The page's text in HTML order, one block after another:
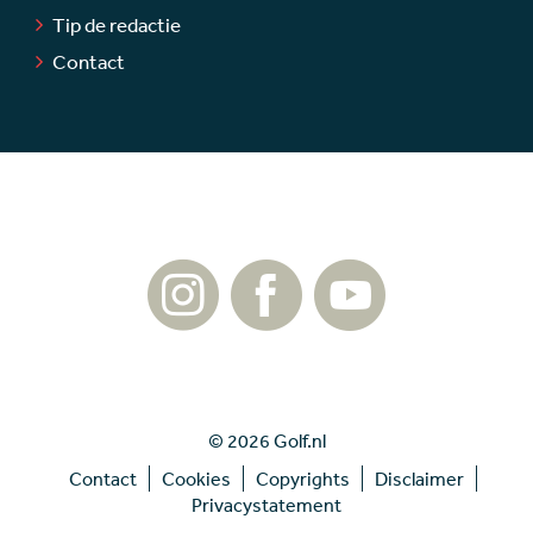
Tip de redactie
Contact
© 2026 Golf.nl
Contact
Cookies Copyrights
Disclaimer
Privacystatement